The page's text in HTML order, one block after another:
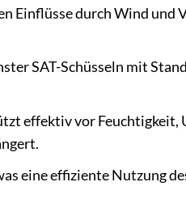
Einflüsse durch Wind
SAT-Schüsseln mit
effektiv vor Feuchtigkeit,
eine effiziente Nutzung